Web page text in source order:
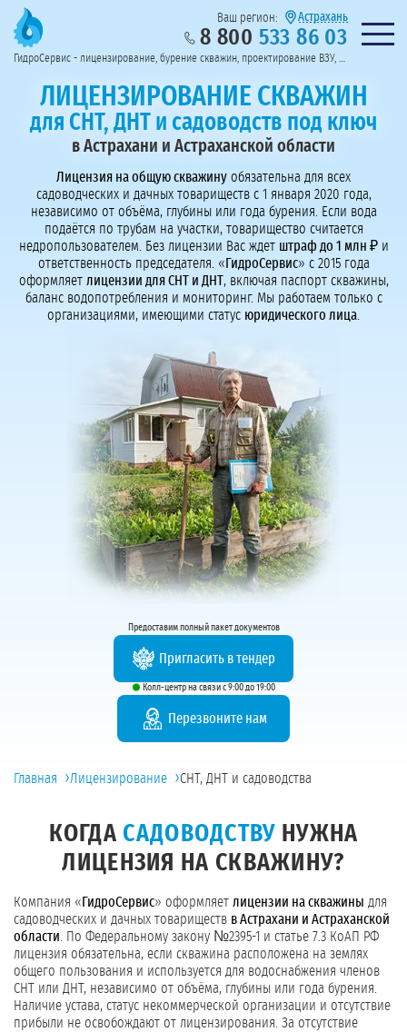
Предоставим полный пакет документов
Пригласить в тендер
Колл-центр на связи с 9:00 до 19:00
Перезвоните мне!
Ваш регион: Астрахань
8 800 533 86 03 Нужна
ГидроСервис - лицензирование, бурение скважин, проектирование ВЗУ, системы водоподготовки
ЛИЦЕНЗИРОВАНИЕ СКВАЖИН
для СНТ, ДНТ и садоводств под ключ
в Астрахани и Астраханской области
Лицензия на общую скважину обязательна для всех
садоводческих и дачных товариществ с 1 января 2020 года,
независимо от объёма, глубины или года бурения. Если вода
подаётся по трубам на участки, товарищество считается
недропользователем. Без лицензии Вас ждет штраф до 1 млн ₽и
ответственность председателя. «ГидроСервис» с 2015 года
оформляет лицензии для СНТ и ДНТ, включая паспорт скважины,
баланс водопотребления и мониторинг. Мы работаем только с
организациями, имеющими статус юридического лица
Предоставим полный пакет документов
Пригласить в тендер
Колл-центр на связи с 9:00 до 19:00
Перезвоните нам
Главная ›Лицензирование ›СНТ, ДНТ и садоводства
КОГДА САДОВОДСТВУ НУЖНА
ЛИЦЕНЗИЯ НА СКВАЖИНУ?
Компания «ГидроСервис» оформляет лицензии на скважины для
садоводческих и дачных товариществ в Астрахани и Астраханской
области . По Федеральному закону №2395-1 и статье 7.3 КоАП РФ
лицензия обязательна, если скважина расположена на землях
общего пользования и используется для водоснабжения членов
СНТ или ДНТ, независимо от объёма, глубины или года бурения.
Наличие устава, статус некоммерческой организации и отсутствие
прибыли не освобождают от лицензирования. За отсутствие